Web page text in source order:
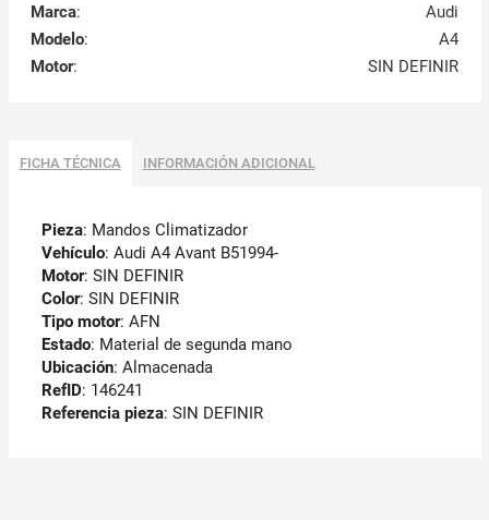
Marca:
Audi
Modelo:
A4
Motor: SIN DEFINIR
FICHA TÉCNICA INFORMACIÓN ADICIONAL
Pieza: Mandos Climatizador
Vehículo: Audi A4 Avant B51994-
Motor: SIN DEFINIR
Color: SIN DEFINIR
Tipo motor: AFN
Estado: Material de segunda mano
Ubicación: Almacenada
RefID: 146241
Referencia pieza: SIN DEFINIR